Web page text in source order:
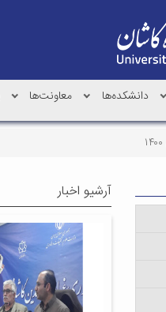
دانشکده‌ها معاونت‌ها
آرشیو اخبار